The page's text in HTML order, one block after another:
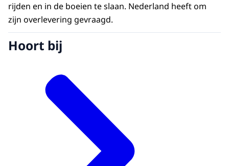
rijden en in de boeien te slaan. Nederland heeft om
zijn overlevering gevraagd.
Hoort bij